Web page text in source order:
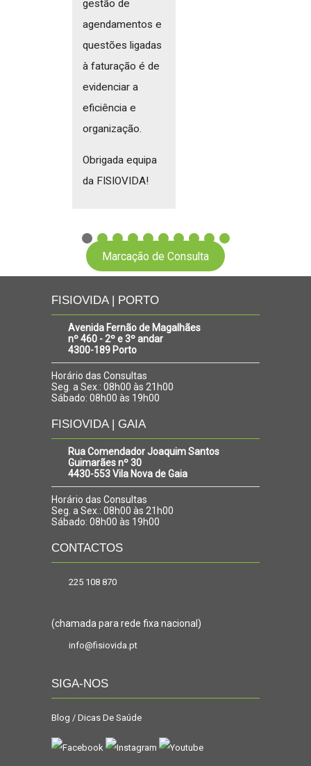
gestão de
agendamentos e
questões ligadas
à faturação é de
evidenciar a
eficiência e
organização.
Obrigada equipa
da FISIOVIDA!
Marcação de Consulta
FISIOVIDA | PORTO
Avenida Fernão de Magalhães
nº 460 - 2º e 3º andar
4300-189 Porto
Horário das Consultas
Seg. a Sex.: 08h00 às 21h00
Sábado: 08h00 às 19h00
FISIOVIDA | GAIA
Rua Comendador Joaquim Santos
Guimarães nº 30
4430-553 Vila Nova de Gaia
Horário das Consultas
Seg. a Sex.: 08h00 às 21h00
Sábado: 08h00 às 19h00
CONTACTOS
225 108 870
(chamada para rede fixa nacional)
info@fisiovida.pt
SIGA-NOS
Blog / Dicas De Saúde